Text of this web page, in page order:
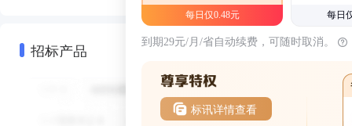
招标产品
每日仅0.48元 每日
到期29元/月/省自动续费，可随时取消。
标讯详情查看